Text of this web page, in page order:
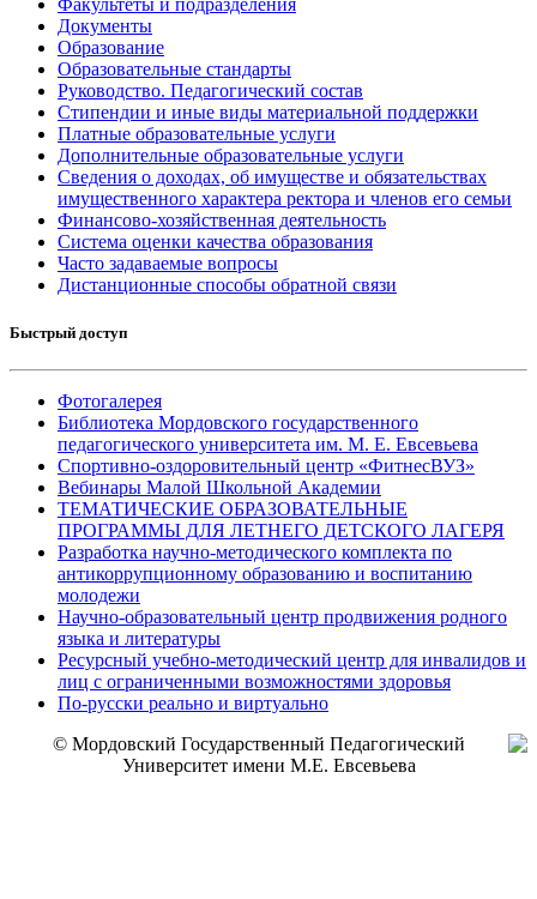
Факультеты и подразделения
Документы
Образование
Образовательные стандарты
Руководство. Педагогический состав
Стипендии и иные виды материальной поддержки
Платные образовательные услуги
Дополнительные образовательные услуги
Сведения о доходах, об имуществе и обязательствах
имущественного характера ректора и членов его семьи
Финансово-хозяйственная деятельность
Система оценки качества образования
Часто задаваемые вопросы
Дистанционные способы обратной связи
Быстрый доступ
Фотогалерея
Библиотека Мордовского государственного
педагогического университета им. М. Е. Евсевьева
Спортивно-оздоровительный центр «ФитнесВУЗ»
Вебинары Малой Школьной Академии
ТЕМАТИЧЕСКИЕ ОБРАЗОВАТЕЛЬНЫЕ
ПРОГРАММЫ ДЛЯ ЛЕТНЕГО ДЕТСКОГО ЛАГЕРЯ
Разработка научно-методического комплекта по
антикоррупционному образованию и воспитанию
молодежи
Научно-образовательный центр продвижения родного
языка и литературы
Ресурсный учебно-методический центр для инвалидов и
лиц с ограниченными возможностями здоровья
По-русски реально и виртуально
© Мордовский Государственный Педагогический
Университет имени М.Е. Евсевьева